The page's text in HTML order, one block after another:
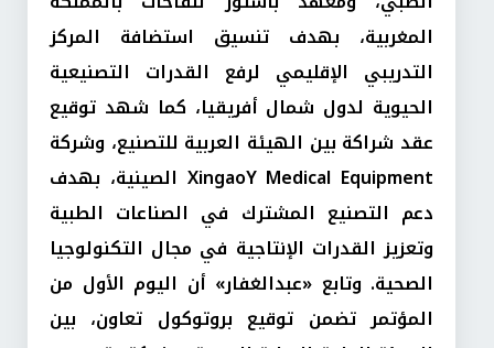
المغربية، بهدف تنسيق استضافة المركز
التدريبي الإقليمي لرفع القدرات التصنيعية
الحيوية لدول شمال أفريقيا، كما شهد توقيع
عقد شراكة بين الهيئة العربية للتصنيع، وشركة
XingaoY Medical Equipment الصينية، بهدف
دعم التصنيع المشترك في الصناعات الطبية
وتعزيز القدرات الإنتاجية في مجال التكنولوجيا
الصحية. وتابع «عبدالغفار» أن اليوم الأول من
المؤتمر تضمن توقيع بروتوكول تعاون، بين